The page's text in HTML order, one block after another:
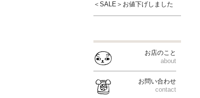
＜SALE＞お値下げしました
お店のこと
about
お問い合わせ
contact